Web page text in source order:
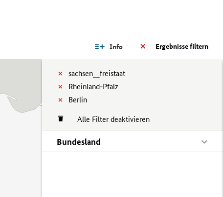
Ergebnisse filtern
Info
sachsen__freistaat
Rheinland-Pfalz
Berlin
Alle Filter deaktivieren
Bundesland